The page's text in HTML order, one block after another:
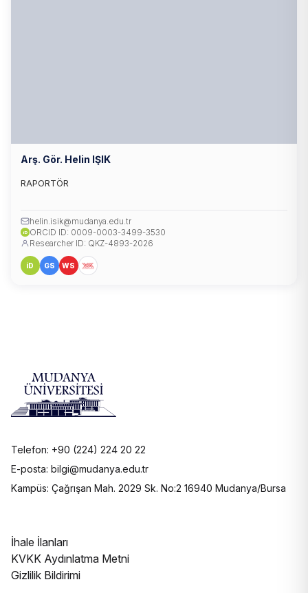
Arş. Gör. Helin IŞIK
RAPORTÖR
helin.isik@mudanya.edu.tr
iD ORCID ID: 0009-0003-3499-3530
Researcher ID: QKZ-4893-2026
iD GS WS
Telefon: +90 (224) 224 20 22
E-posta: bilgi@mudanya.edu.tr
Kampüs: Çağrışan Mah. 2029 Sk. No:2 16940 Mudanya/Bursa
İhale İlanları
KVKK Aydınlatma Metni
Gizlilik Bildirimi